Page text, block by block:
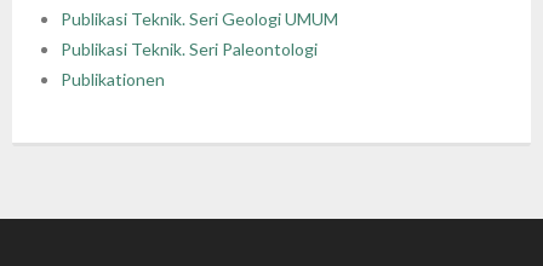
Publikasi Teknik. Seri Geologi UMUM
Publikasi Teknik. Seri Paleontologi
Publikationen